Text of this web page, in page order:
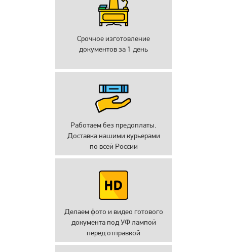
Срочное изготовление
документов за 1 день
Работаем без предоплаты.
Доставка нашими курьерами
по всей России
Делаем фото и видео готового
документа под УФ лампой
перед отправкой